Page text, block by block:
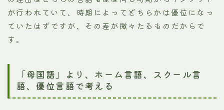
が行われていて、時期によってどちらかは優位になっ
ていたはずですが、その差が微々たるものだからで
す。
「母国語」より、ホーム言語、スクール言
語、優位言語で考える